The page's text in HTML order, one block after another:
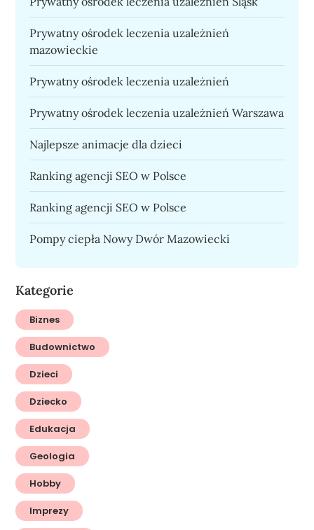
Prywatny ośrodek leczenia uzależnień
mazowieckie
Prywatny ośrodek leczenia uzależnień
Prywatny ośrodek leczenia uzależnień Warszawa
Najlepsze animacje dla dzieci
Ranking agencji SEO w Polsce
Ranking agencji SEO w Polsce
Pompy ciepła Nowy Dwór Mazowiecki
Kategorie
Biznes
Budownictwo
Dzieci
Dziecko
Edukacja
Geologia
Hobby
Imprezy